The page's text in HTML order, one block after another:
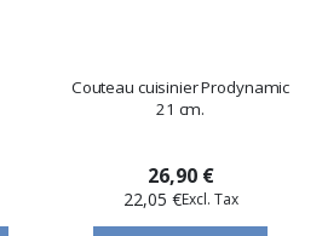
Couteau cuisinier Prodynamic
21 cm.
26,90 €
22,05 €